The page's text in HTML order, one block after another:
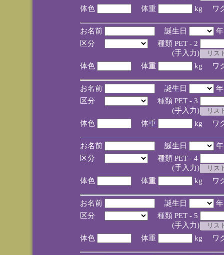
体色
体重 kg ワ
お名前 誕生日
区分
種類 PET - 2
(手入力)
体色
体重 kg ワ
お名前 誕生日
区分
種類 PET - 3
(手入力)
体色
体重 kg ワ
お名前 誕生日
区分
種類 PET - 4
(手入力)
体色
体重 kg ワ
お名前 誕生日
区分
種類 PET - 5
(手入力)
体色
体重 kg ワ